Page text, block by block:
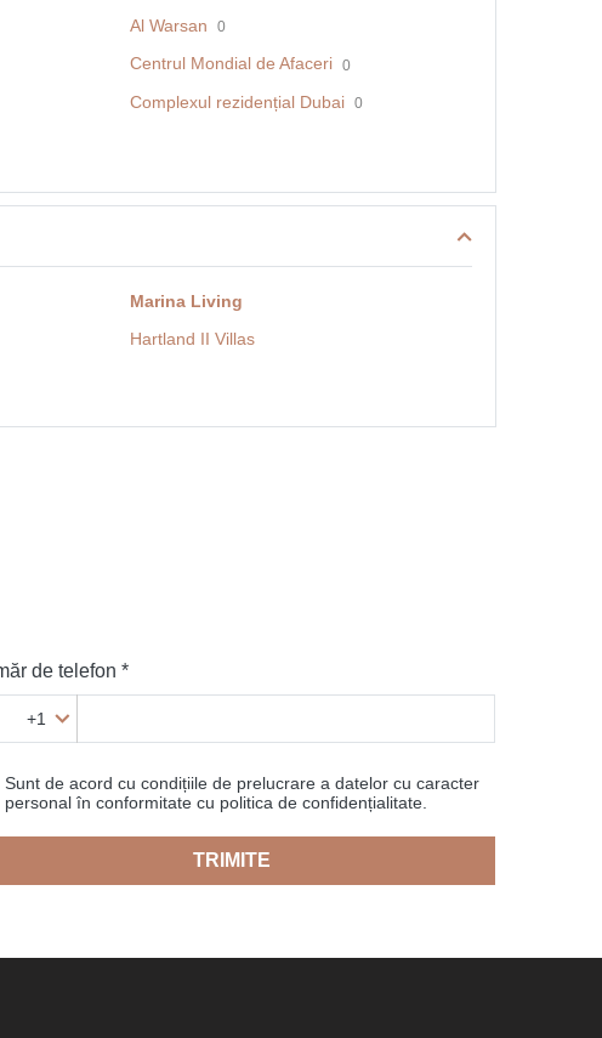
Al Warsan 0
Centrul Mondial de Afaceri 0
Complexul rezidențial Dubai 0
Marina Living
Hartland II Villas
de telefon *
+1
Sunt de acord cu condițiile de prelucrare a datelor cu caracter
personal în conformitate cu politica de confidențialitate.
TRIMITE